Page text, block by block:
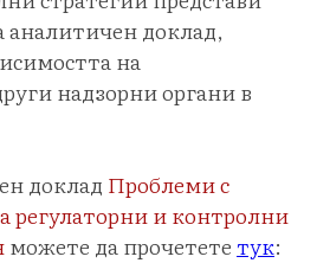
аналитичен доклад,
на
надзорни органи в
доклад Проблеми с
регулаторни и контролни
можете да прочетете тук: